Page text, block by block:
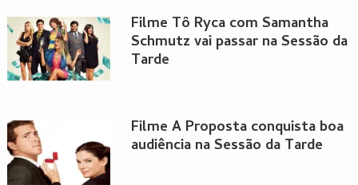
Filme Tô Ryca com Samantha
Schmutz vai passar na Sessão da
Tarde
Filme A Proposta conquista boa
audiência na Sessão da Tarde